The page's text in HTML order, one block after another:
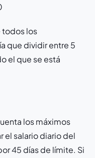
todos los
que dividir entre 5
el que se está
los máximos
el salario diario del
45 días de límite. Si